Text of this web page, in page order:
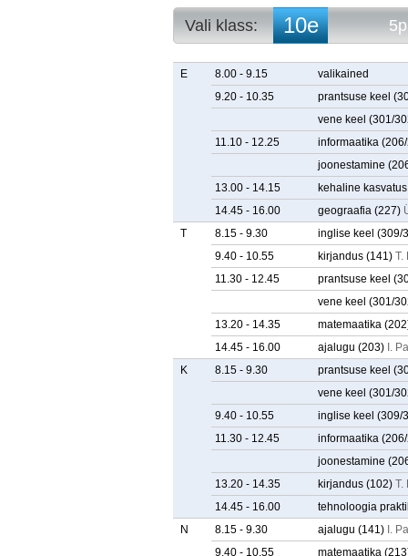
Vali klass: 10e
10c
11b
11c
12a
12b
12e
5p. tunniplaan
E 8.00 - 9.15
valikained
9.20 - 10.35
prantsuse keel
vene keel (301/
11.10 - 12.25
informaatika
joonestamine
13.00 - 14.15
kehaline kasvatus
14.45 - 16.00
geograafia (227)
T
8.15 - 9.30 inglise keel (309/
9.40 - 10.55
kirjandus (141) T.
11.30 - 12.45
prantsuse keel
vene keel (301/
13.20 - 14.35
matemaatika
14.45 - 16.00
ajalugu (203) I.
K
8.15 - 9.30 prantsuse keel
vene keel (301/
9.40 - 10.55
inglise keel (309/
11.30 - 12.45
informaatika
joonestamine
13.20 - 14.35
kirjandus (102) T.
14.45 - 16.00
tehnoloogia
N
8.15 - 9.30 ajalugu (141) I.
9.40 - 10.55
matemaatika